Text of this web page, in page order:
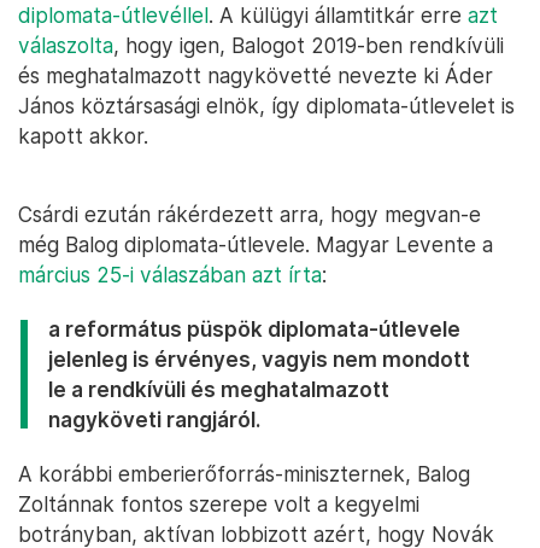
diplomata-útlevéllel. A külügyi államtitkár erre azt
válaszolta, hogy igen, Balogot 2019-ben rendkívüli
és meghatalmazott nagykövetté nevezte ki Áder
János köztársasági elnök, így diplomata-útlevelet is
kapott akkor.
Csárdi ezután rákérdezett arra, hogy megvan-e
még Balog diplomata-útlevele. Magyar Levente a
március 25-i válaszában azt írta:
a református püspök diplomata-útlevele
jelenleg is érvényes, vagyis nem mondott
le a rendkívüli és meghatalmazott
nagyköveti rangjáról.
A korábbi emberierőforrás-miniszternek, Balog
Zoltánnak fontos szerepe volt a kegyelmi
botrányban, aktívan lobbizott azért, hogy Novák